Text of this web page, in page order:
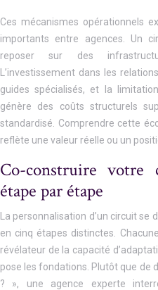
Ces mécanismes opérationnels
importants entre agences. Un
reposer sur des
L’investissement dans les
guides spécialisés, et la
génère des coûts structurels
standardisé. Comprendre cette
reflète une valeur réelle ou un
Co-construire votre
étape par étape
La personnalisation d’un circuit
en cinq étapes distinctes.
révélateur de la capacité
pose les fondations. Plutôt que de
? », une agence experte